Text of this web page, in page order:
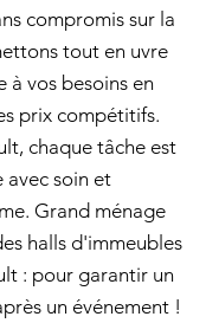
compromis sur la
tout en uvre
à vos besoins en
prix compétitifs.
chaque tâche est
avec soin et
Grand ménage
halls d'immeubles
: pour garantir un
un événement !